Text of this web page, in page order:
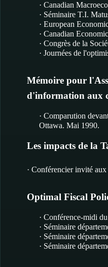
· Canadian
· Séminaire T.I.
· European
· Canadian
· Congrès de la
· Journées de
Mémoire pour
d'information aux
· Comparution
Ottawa. Mai 1990.
Les impacts de la
· Conférencier invité
Optimal Fiscal
· Conférence-midi
· Séminaire
· Séminaire
· Séminaire